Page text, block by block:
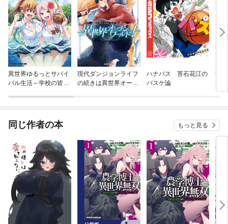
異世界ゆるっとサバイ
バル生活～学校の皆と
現代ダンジョンライフ
の続きは異世界オープ
ハナバス 苔石花江の
バスケ論
黄
同じ作者の本 もっと見る